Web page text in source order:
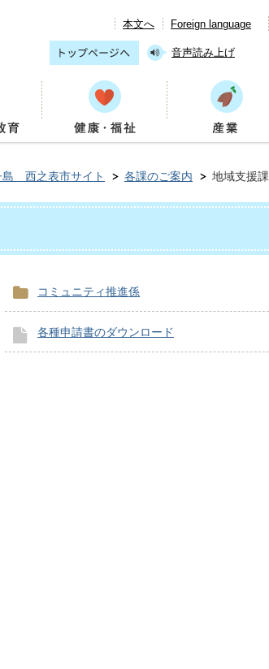
本文へ Foreign language
音声読み上げ
島 西之表市サイト 各課のご案内 地域支援課
コミュニティ推進係
各種申請書のダウンロード